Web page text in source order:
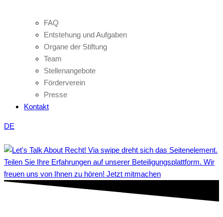
FAQ
Entstehung und Aufgaben
Organe der Stiftung
Team
Stellenangebote
Förderverein
Presse
Kontakt
DE
Teilen Sie Ihre Erfahrungen auf unserer Beteiligungsplattform. Wir
freuen uns von Ihnen zu hören! Jetzt mitmachen